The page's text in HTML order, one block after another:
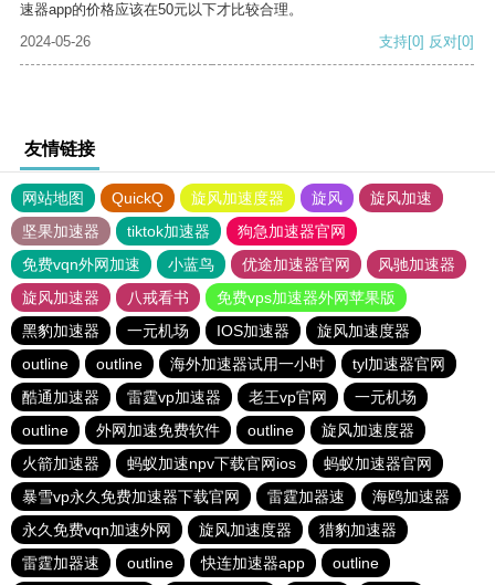
速器app的价格应该在50元以下才比较合理。
2024-05-26
支持[0] 反对[0]
友情链接
网站地图 QuickQ 旋风加速度器 旋风
旋风加速
坚果加速器
tiktok加速器
狗急加速器官网
免费vqn外网加速
小蓝鸟 优途加速器官网
风驰加速器
旋风加速器
八戒看书
免费vps加速器外网苹果版
黑豹加速器
一元机场 IOS加速器
旋风加速度器
outline
outline 海外加速器试用一小时
tyl加速器官网
酷通加速器
雷霆vp加速器 老王vp官网
一元机场
outline
外网加速免费软件 outline
旋风加速度器
火箭加速器
蚂蚁加速npv下载官网ios
蚂蚁加速器官网
暴雪vp永久免费加速器下载官网
雷霆加器速
海鸥加速器
永久免费vqn加速外网
旋风加速度器
猎豹加速器
雷霆加器速
outline 快连加速器app outline